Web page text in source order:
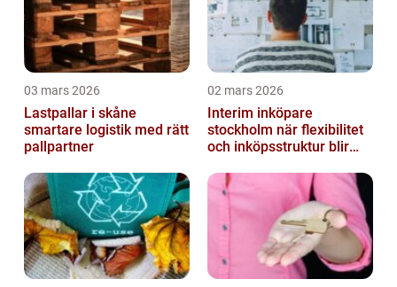
03 mars 2026
Lastpallar i skåne
smartare logistik med rätt
pallpartner
02 mars 2026
Interim inköpare
stockholm när flexibilitet
och inköpsstruktur blir